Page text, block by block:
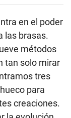
en el poder
las brasas.
métodos
tan solo mirar
tres
para
creaciones.